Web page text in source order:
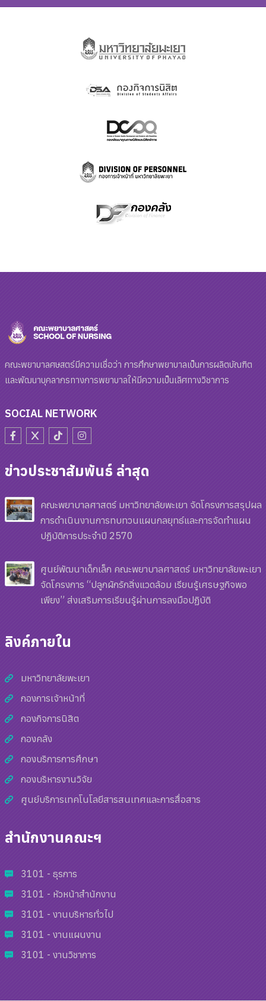
คณะพยาบาลศษสตร์มีความเชื่อว่า การศึกษาพยาบาลเป็นการผลิตบัณฑิต
และพัฒนาบุคลากรทางการพยาบาลให้มีความเป็นเลิศทางวิชาการ
SOCIAL NETWORK
ข่าวประชาสัมพันธ์ ล่าสุด
คณะพยาบาลศาสตร์ มหาวิทยาลัยพะเยา จัดโครงการสรุปผล
การดำเนินงานการทบทวนแผนกลยุทธ์และการจัดทำแผน
ปฏิบัติการประจำปี 2570
ศูนย์พัฒนาเด็กเล็ก คณะพยาบาลศาสตร์ มหาวิทยาลัยพะเยา
จัดโครงการ “ปลูกผักรักสิ่งแวดล้อม เรียนรู้เศรษฐกิจพอ
เพียง” ส่งเสริมการเรียนรู้ผ่านการลงมือปฏิบัติ
ลิงค์ภายใน
มหาวิทยาลัยพะเยา
กองการเจ้าหน้าที่
กองกิจการนิสิต
กองคลัง
กองบริการการศึกษา
กองบริหารงานวิจัย
ศูนย์บริการเทคโนโลยีสารสนเทศและการสื่อสาร
สำนักงานคณะฯ
3101 - ธุรการ
3101 - หัวหน้าสำนักงาน
3101 - งานบริหารทั่วไป
3101 - งานแผนงาน
3101 - งานวิชาการ